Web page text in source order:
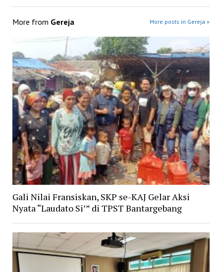
More from Gereja More posts in Gereja »
Gali Nilai Fransiskan, SKP se-KAJ Gelar Aksi
Nyata “Laudato Si’” di TPST Bantargebang